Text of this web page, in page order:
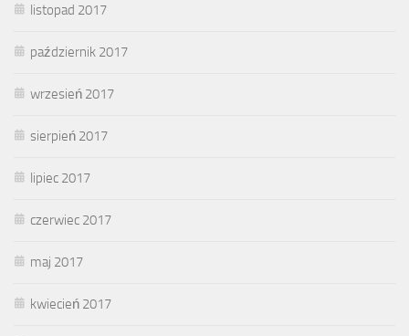
listopad 2017
październik 2017
wrzesień 2017
sierpień 2017
lipiec 2017
czerwiec 2017
maj 2017
kwiecień 2017